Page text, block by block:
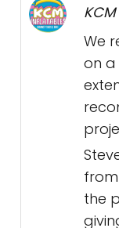
KCM
We
on
the